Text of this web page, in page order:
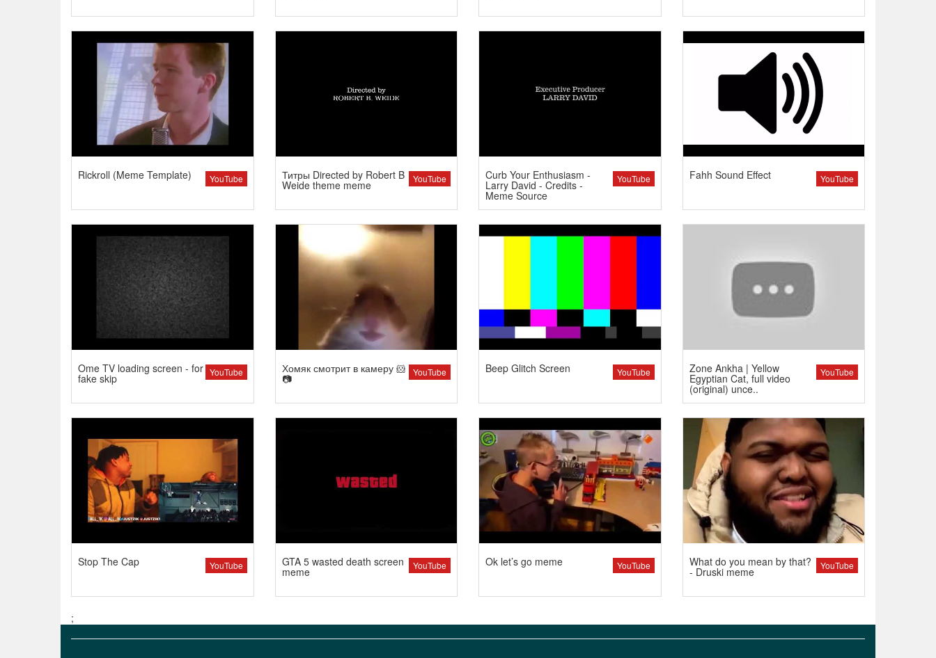
YouTube
Rickroll (Meme Template) YouTube
Титры Directed by Robert B
Weide theme meme
YouTube
Curb Your Enthusiasm -
Larry David - Credits -
Meme Source
YouTube
Fahh Sound Effect
YouTube
Ome TV loading screen - for
fake skip
YouTube
Хомяк смотрит в камеру 🐹
📷
YouTube
Beep Glitch Screen YouTube
Zone Ankha | Yellow
Egyptian Cat, full video
(original) unce..
YouTube
Stop The Cap YouTube
GTA 5 wasted death screen
meme
YouTube
Ok let’s go meme YouTube
What do you mean by that?
- Druski meme
;